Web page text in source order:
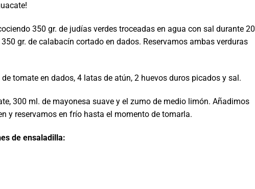
350 gr. de judías verdes troceadas en agua con sal durante 20
gr. de calabacín cortado en dados. Reservamos ambas verduras
tomate en dados, 4 latas de atún, 2 huevos duros picados y sal.
300 ml. de mayonesa suave y el zumo de medio limón. Añadimos
y reservamos en frío hasta el momento de tomarla.
de ensaladilla: